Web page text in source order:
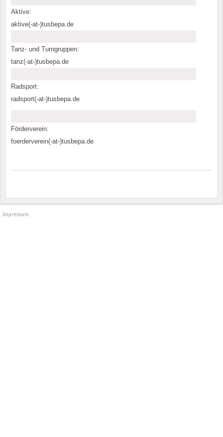
Aktive:
aktive(-at-)tusbepa.de
Tanz- und Turngruppen:
tanz(-at-)tusbepa.de
Radsport:
radsport(-at-)tusbepa.de
Förderverein:
foerderverein(-at-)tusbepa.de
Impressum